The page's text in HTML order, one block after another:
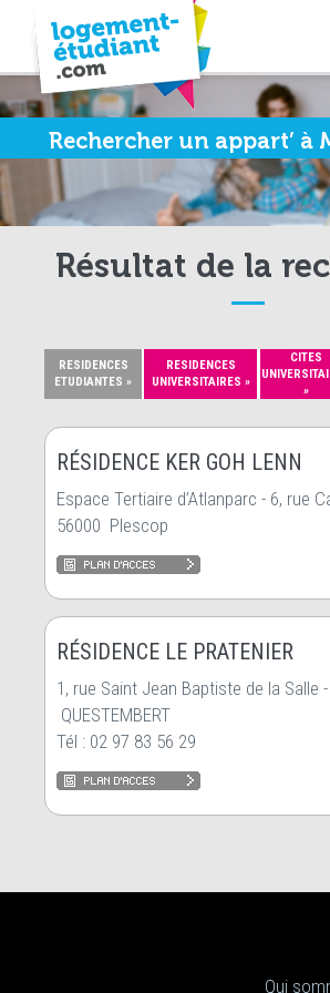
Rechercher un appart’ à
Résultat de la
RESIDENCES
ETUDIANTES »
RESIDENCES
UNIVERSITAIRES »
CITES
»
RÉSIDENCE KER GOH LENN
Espace Tertiaire d’Atlanparc - 6, rue
56000 Plescop
RÉSIDENCE LE PRATENIER
1, rue Saint Jean Baptiste de la Salle
QUESTEMBERT
Tél : 02 97 83 56 29
Qui